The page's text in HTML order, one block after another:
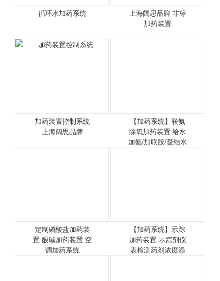
<查看详情>
<查看详情>
循环水加药系统
<查看详情>
上海阔思品牌 非标
加药装置
<查看详情>
加药装置控制系统
上海阔思品牌
<查看详情>
【加药系统】联氨
除氧加药装置 给水
加氨/加联胺/凝结水
定制磷酸盐加药装
置 酸碱加药装置 空
调加药系统
【加药系统】示踪
加药装置 示踪剂仪
表检测药剂浓度添